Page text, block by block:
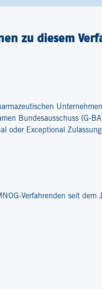
zu diesem
Bundesausschuss (G-
oder Exceptional
Verfahrenden seit dem